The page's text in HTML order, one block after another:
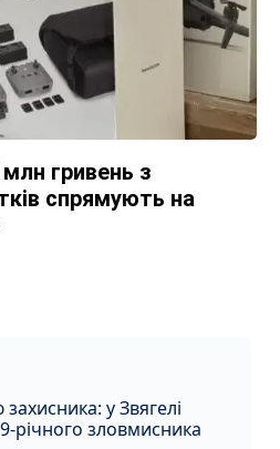
гривень з
спрямують на
у Звягелі
річного зловмисника